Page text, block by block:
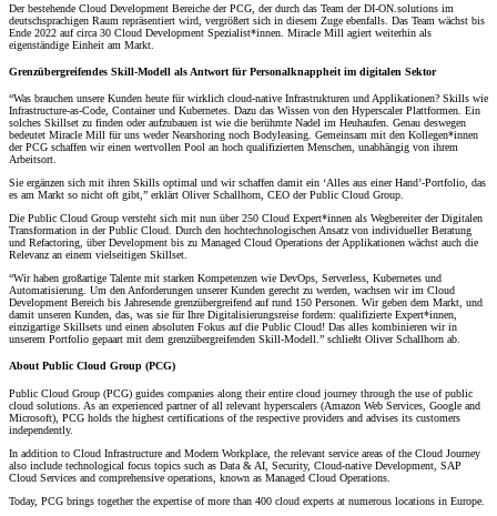
Der bestehende Cloud Development Bereiche der PCG, der durch das Team der DI-ON.solutions im
deutschsprachigen Raum repräsentiert wird, vergrößert sich in diesem Zuge ebenfalls. Das Team wächst bis
Ende 2022 auf circa 30 Cloud Development Spezialist*innen. Miracle Mill agiert weiterhin als
eigenständige Einheit am Markt.
Grenzübergreifendes Skill-Modell als Antwort für Personalknappheit im digitalen Sektor
“Was brauchen unsere Kunden heute für wirklich cloud-native Infrastrukturen und Applikationen? Skills wie
Infrastructure-as-Code, Container und Kubernetes. Dazu das Wissen von den Hyperscaler Plattformen. Ein
solches Skillset zu finden oder aufzubauen ist wie die berühmte Nadel im Heuhaufen. Genau deswegen
bedeutet Miracle Mill für uns weder Nearshoring noch Bodyleasing. Gemeinsam mit den Kollegen*innen
der PCG schaffen wir einen wertvollen Pool an hoch qualifizierten Menschen, unabhängig von ihrem
Arbeitsort.
Sie ergänzen sich mit ihren Skills optimal und wir schaffen damit ein ‘Alles aus einer Hand’-Portfolio, das
es am Markt so nicht oft gibt,” erklärt Oliver Schallhorn, CEO der Public Cloud Group.
Die Public Cloud Group versteht sich mit nun über 250 Cloud Expert*innen als Wegbereiter der Digitalen
Transformation in der Public Cloud. Durch den hochtechnologischen Ansatz von individueller Beratung
und Refactoring, über Development bis zu Managed Cloud Operations der Applikationen wächst auch die
Relevanz an einem vielseitigen Skillset.
“Wir haben großartige Talente mit starken Kompetenzen wie DevOps, Serverless, Kubernetes und
Automatisierung. Um den Anforderungen unserer Kunden gerecht zu werden, wachsen wir im Cloud
Development Bereich bis Jahresende grenzübergreifend auf rund 150 Personen. Wir geben dem Markt, und
damit unseren Kunden, das, was sie für Ihre Digitalisierungsreise fordern: qualifizierte Expert*innen,
einzigartige Skillsets und einen absoluten Fokus auf die Public Cloud! Das alles kombinieren wir in
unserem Portfolio gepaart mit dem grenzübergreifenden Skill-Modell.” schließt Oliver Schallhorn ab.
About Public Cloud Group (PCG)
Public Cloud Group (PCG) guides companies along their entire cloud journey through the use of public
cloud solutions. As an experienced partner of all relevant hyperscalers (Amazon Web Services, Google and
Microsoft), PCG holds the highest certifications of the respective providers and advises its customers
independently.
In addition to Cloud Infrastructure and Modern Workplace, the relevant service areas of the Cloud Journey
also include technological focus topics such as Data & AI, Security, Cloud-native Development, SAP
Cloud Services and comprehensive operations, known as Managed Cloud Operations.
Today, PCG brings together the expertise of more than 400 cloud experts at numerous locations in Europe.